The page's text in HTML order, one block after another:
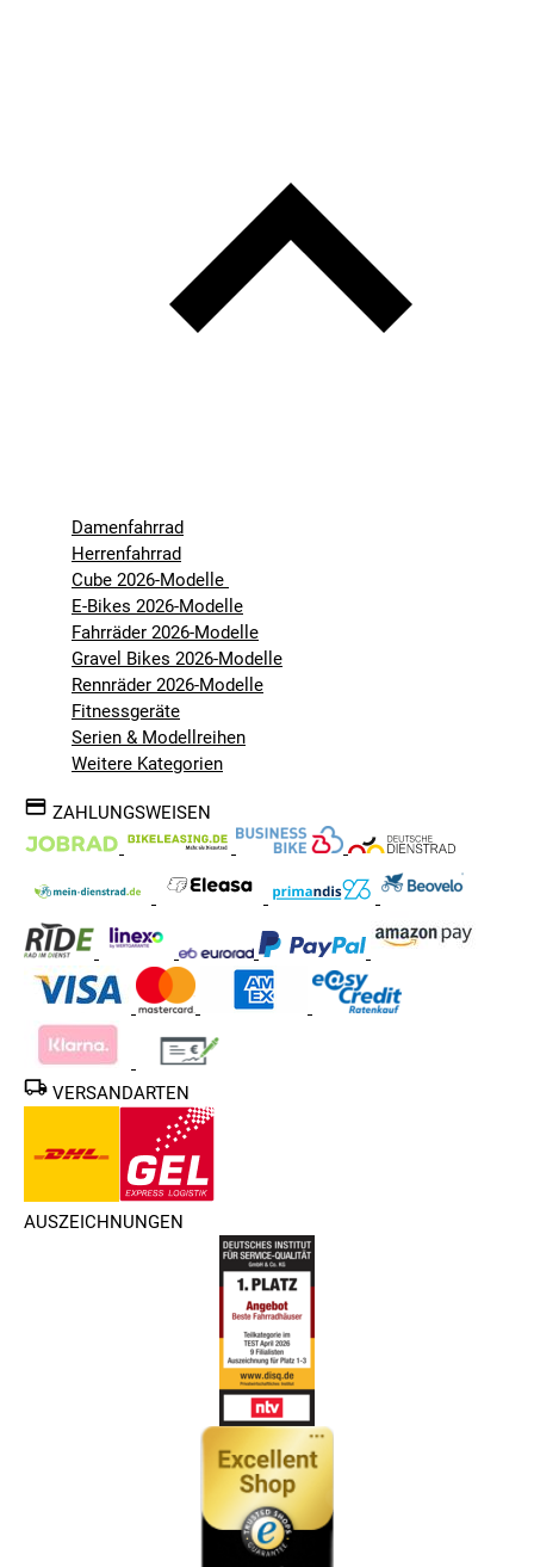
Damenfahrrad
Herrenfahrrad
Cube 2026-Modelle
E-Bikes 2026-Modelle
Fahrräder 2026-Modelle
Gravel Bikes 2026-Modelle
Rennräder 2026-Modelle
Fitnessgeräte
Serien & Modellreihen
Weitere Kategorien
ZAHLUNGSWEISEN
VERSANDARTEN
AUSZEICHNUNGEN